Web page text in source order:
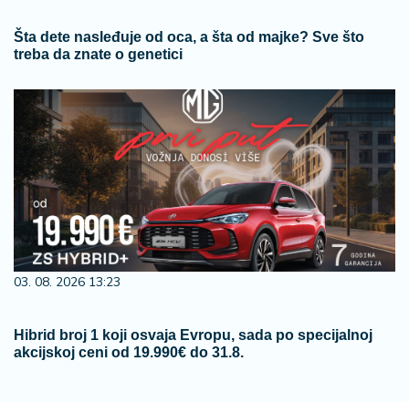
Šta dete nasleđuje od oca, a šta od majke? Sve što
treba da znate o genetici
03. 08. 2026 13:23
Hibrid broj 1 koji osvaja Evropu, sada po specijalnoj
akcijskoj ceni od 19.990€ do 31.8.